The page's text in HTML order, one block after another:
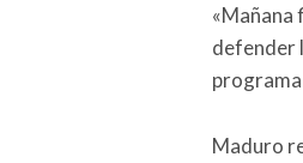
«Mañana
defender
Maduro